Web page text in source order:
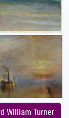
William Turner